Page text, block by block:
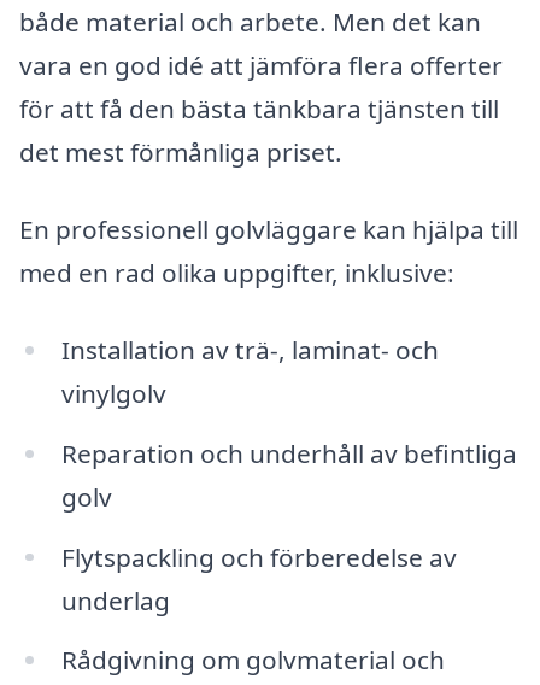
både material och arbete. Men det kan
vara en god idé att jämföra flera offerter
för att få den bästa tänkbara tjänsten till
det mest förmånliga priset.
En professionell golvläggare kan hjälpa till
med en rad olika uppgifter, inklusive:
Installation av trä-, laminat- och
vinylgolv
Reparation och underhåll av befintliga
golv
Flytspackling och förberedelse av
underlag
Rådgivning om golvmaterial och